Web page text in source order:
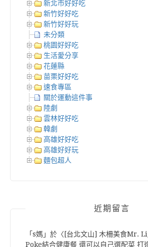
新北市好好吃
新竹好好吃
新竹好好玩
未分類
桃園好好吃
生活愛分享
花蓮縣
苗栗好好吃
速食專區
關於運動這件事
陸劇
雲林好好吃
韓劇
高雄好好吃
高雄好好玩
麵包超人
近期留言
「s媽 」於〈 [台北文山] 木柵美食Mr.
Poke結合健康餐 還可以自己選配菜 打